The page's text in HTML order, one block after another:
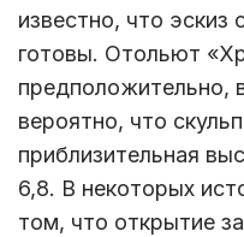
известно, что эскиз
готовы. Отольют
предположительно,
вероятно, что
приблизительная
6,8. В некоторых
том, что открытие